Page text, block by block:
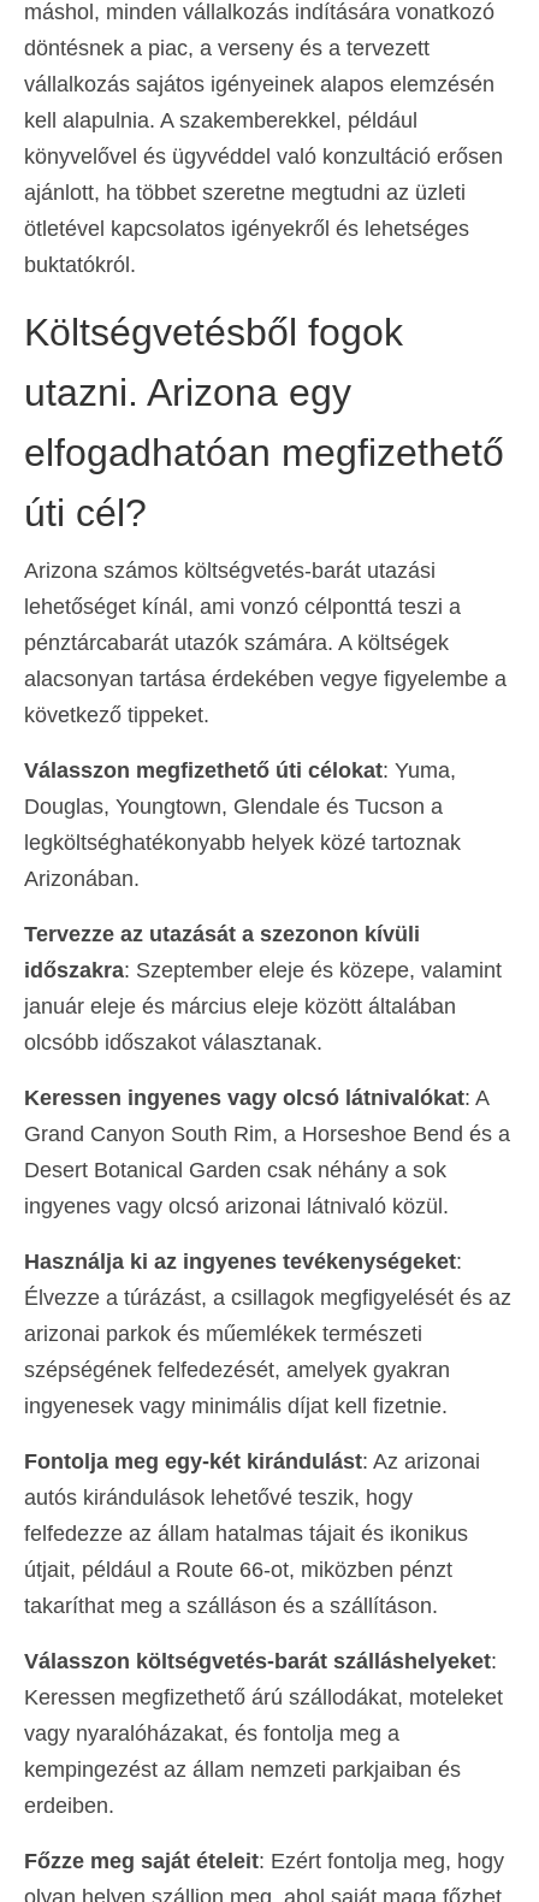
máshol, minden vállalkozás indítására vonatkozó
döntésnek a piac, a verseny és a tervezett
vállalkozás sajátos igényeinek alapos elemzésén
kell alapulnia. A szakemberekkel, például
könyvelővel és ügyvéddel való konzultáció erősen
ajánlott, ha többet szeretne megtudni az üzleti
ötletével kapcsolatos igényekről és lehetséges
buktatókról.
Költségvetésből fogok
utazni. Arizona egy
elfogadhatóan megfizethető
úti cél?
Arizona számos költségvetés-barát utazási
lehetőséget kínál, ami vonzó célponttá teszi a
pénztárcabarát utazók számára. A költségek
alacsonyan tartása érdekében vegye figyelembe a
következő tippeket.
Válasszon megfizethető úti célokat: Yuma,
Douglas, Youngtown, Glendale és Tucson a
legköltséghatékonyabb helyek közé tartoznak
Arizonában.
Tervezze az utazását a szezonon kívüli
időszakra: Szeptember eleje és közepe, valamint
január eleje és március eleje között általában
olcsóbb időszakot választanak.
Keressen ingyenes vagy olcsó látnivalókat: A
Grand Canyon South Rim, a Horseshoe Bend és a
Desert Botanical Garden csak néhány a sok
ingyenes vagy olcsó arizonai látnivaló közül.
Használja ki az ingyenes tevékenységeket:
Élvezze a túrázást, a csillagok megfigyelését és az
arizonai parkok és műemlékek természeti
szépségének felfedezését, amelyek gyakran
ingyenesek vagy minimális díjat kell fizetnie.
Fontolja meg egy-két kirándulást: Az arizonai
autós kirándulások lehetővé teszik, hogy
felfedezze az állam hatalmas tájait és ikonikus
útjait, például a Route 66-ot, miközben pénzt
takaríthat meg a szálláson és a szállításon.
Válasszon költségvetés-barát szálláshelyeket:
Keressen megfizethető árú szállodákat, moteleket
vagy nyaralóházakat, és fontolja meg a
kempingezést az állam nemzeti parkjaiban és
erdeiben.
Főzze meg saját ételeit: Ezért fontolja meg, hogy
olyan helyen szálljon meg, ahol saját maga főzhet,